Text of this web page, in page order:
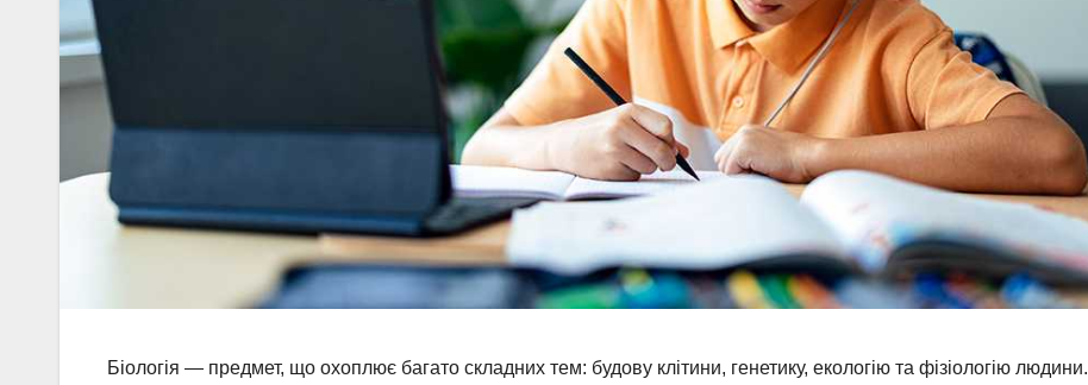
Біологія — предмет, що охоплює багато складних тем: будову клітини, генетику, екологію та фізіологію людини.